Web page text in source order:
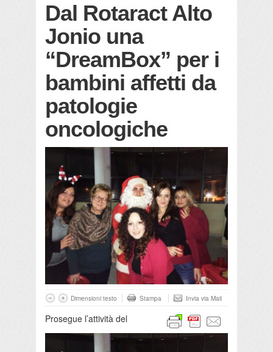
Dal Rotaract Alto
Jonio una
“DreamBox” per i
bambini affetti da
patologie
oncologiche
Dimensioni testo Stampa Invia via Mail
Prosegue l’attività del